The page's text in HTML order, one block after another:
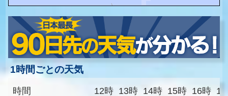
1時間ごとの天気
時間
12時 13時 14時 15時 16時